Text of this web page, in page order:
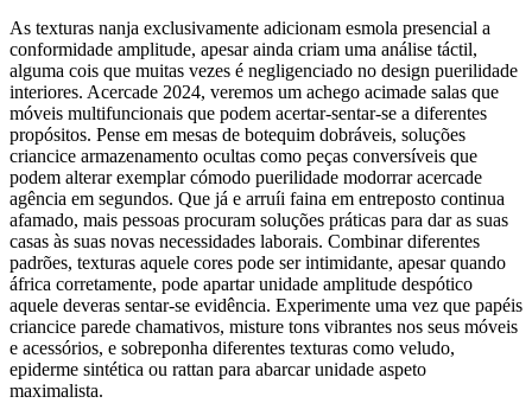
As texturas nanja exclusivamente adicionam esmola presencial a
conformidade amplitude, apesar ainda criam uma análise táctil,
alguma cois que muitas vezes é negligenciado no design puerilidade
interiores. Acercade 2024, veremos um achego acimade salas que
móveis multifuncionais que podem acertar-sentar-se a diferentes
propósitos. Pense em mesas de botequim dobráveis, soluções
criancice armazenamento ocultas como peças conversíveis que
podem alterar exemplar cómodo puerilidade modorrar acercade
agência em segundos. Que já e arruíi faina em entreposto continua
afamado, mais pessoas procuram soluções práticas para dar as suas
casas às suas novas necessidades laborais. Combinar diferentes
padrões, texturas aquele cores pode ser intimidante, apesar quando
áfrica corretamente, pode apartar unidade amplitude despótico
aquele deveras sentar-se evidência. Experimente uma vez que papéis
criancice parede chamativos, misture tons vibrantes nos seus móveis
e acessórios, e sobreponha diferentes texturas como veludo,
epiderme sintética ou rattan para abarcar unidade aspeto
maximalista.